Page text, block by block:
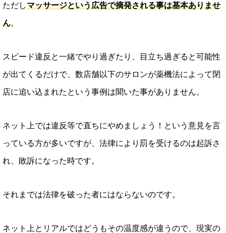
ただしマッサージという広告で摘発される事は基本ありませ
ん。
スピード違反と一緒でやり過ぎたり、目立ち過ぎると可能性
が出てくるだけで、数店舗以下のサロンが薬機法によって閉
店に追い込まれたという事例は聞いた事がありません。
ネット上では違反等で直ちにやめましょう！という意見を言
っている方が多いですが、法律により罰を受けるのは起訴さ
れ、敗訴になった時です。
それまでは法律を破った者にはならないのです。
ネット上とリアルではどうもその温度感が違うので、現実の